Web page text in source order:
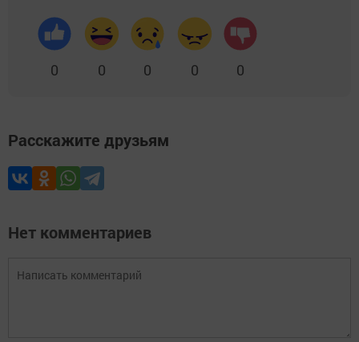
0 0 0 0 0
Расскажите друзьям
Нет комментариев